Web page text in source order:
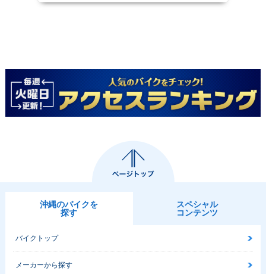
沖縄のバイクを
探す
スペシャル
コンテンツ
バイクトップ
メーカーから探す